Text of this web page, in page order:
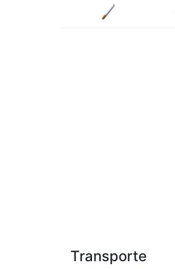
Transporte